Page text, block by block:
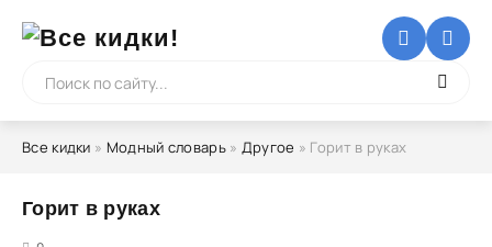
Все кидки » Модный словарь» Другое » Горит в руках
Горит в руках